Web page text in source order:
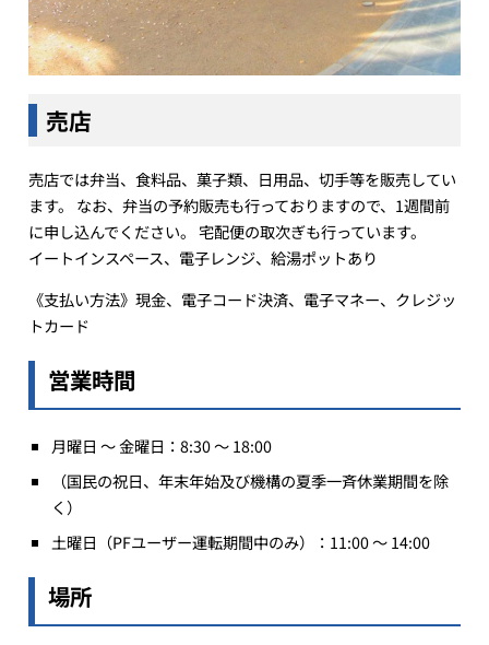
売店
売店では弁当、食料品、菓子類、日用品、切手等を販売してい
ます。 なお、弁当の予約販売も行っておりますので、1週間前
に申し込んでください。 宅配便の取次ぎも行っています。
イートインスペース、電子レンジ、給湯ポットあり
《支払い方法》現金、電子コード決済、電子マネー、クレジッ
トカード
営業時間
月曜日 ～ 金曜日：8:30 ～ 18:00
（国民の祝日、年末年始及び機構の夏季一斉休業期間を除
く）
土曜日（PFユーザー運転期間中のみ）：11:00 ～ 14:00
場所